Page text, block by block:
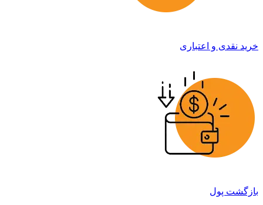
خرید نقدی و اعتباری
بازگشت پول